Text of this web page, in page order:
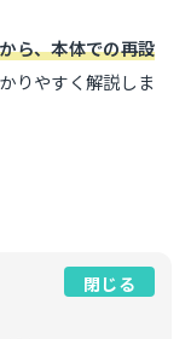
ら、本体での再設
りやすく解説しま
閉じる